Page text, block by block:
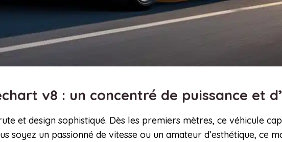
v8 : un concentré de puissance et
et design sophistiqué. Dès les premiers mètres, ce véhicule
soyez un passionné de vitesse ou un amateur d’esthétique, ce